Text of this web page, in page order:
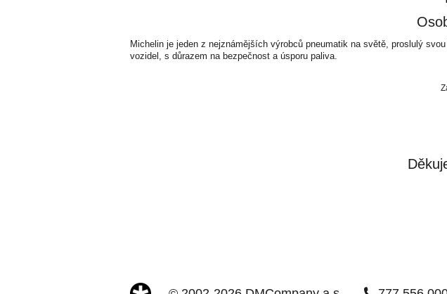
Michelin je jeden z nejznámějších výrobců pneumatik na světě, proslulý
vozidel, s důrazem na bezpečnost a úsporu paliva.